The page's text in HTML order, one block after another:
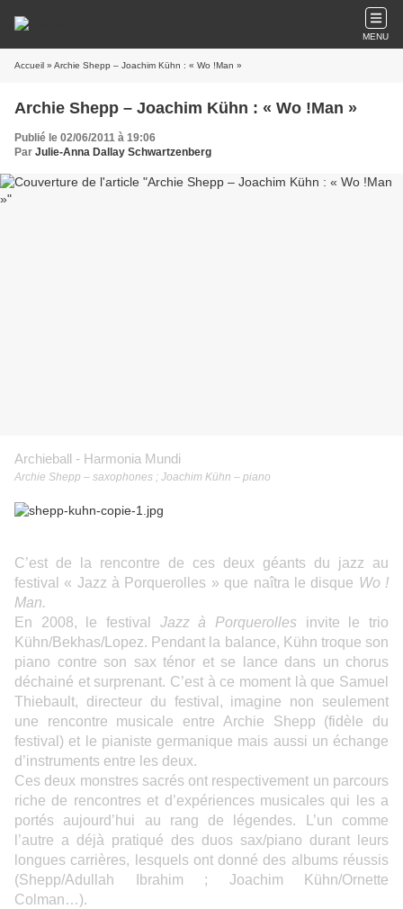
MENU
Accueil » Archie Shepp – Joachim Kühn : « Wo !Man »
Archie Shepp – Joachim Kühn : « Wo !Man »
Publié le 02/06/2011 à 19:06
Par Julie-Anna Dallay Schwartzenberg
Archieball - Harmonia Mundi
Archie Shepp – saxophones ; Joachim Kühn – piano
C’est de la rencontre de ces deux géants du jazz au
festival « Jazz à Porquerolles » que naîtra le disque Wo !
Man.
En 2008, le festival Jazz à Porquerolles
invite le trio
Kühn/Bekhas/Lopez. Pendant la balance, Kühn troque son
piano contre son sax ténor et se lance dans un chorus
déchainé et surprenant. C’est à ce moment là que Samuel
Thiebault, directeur du festival, imagine non seulement
une rencontre musicale entre Archie Shepp (fidèle du
festival) et le pianiste germanique mais aussi un échange
d’instruments entre les deux.
Ces deux monstres sacrés ont respectivement un parcours
riche de rencontres et d’expériences musicales qui les a
portés aujourd’hui au rang de légendes. L’un comme
l’autre a déjà pratiqué des duos sax/piano durant leurs
longues carrières, lesquels ont donné des albums réussis
(Shepp/Adullah Ibrahim ; Joachim Kühn/Ornette
Colman…).